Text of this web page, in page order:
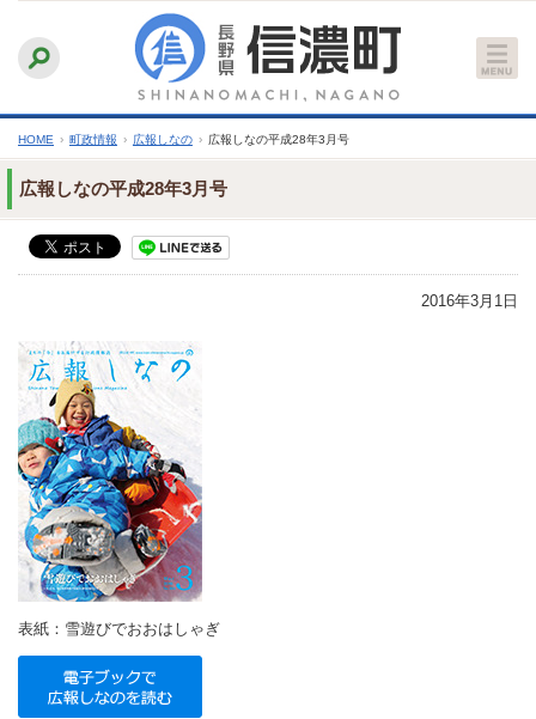
文
へ
ふりがなをつける
文字サイズ
縮小 標準 拡大
HOME › 町政情報 › 広報しなの › 広報しなの平成28年3月号
広報しなの平成28年3月号
2016年3月1日
表紙：雪遊びでおおはしゃぎ